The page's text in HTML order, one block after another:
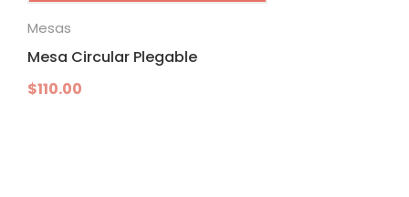
Mesas
Mesa Circular Plegable
$110.00